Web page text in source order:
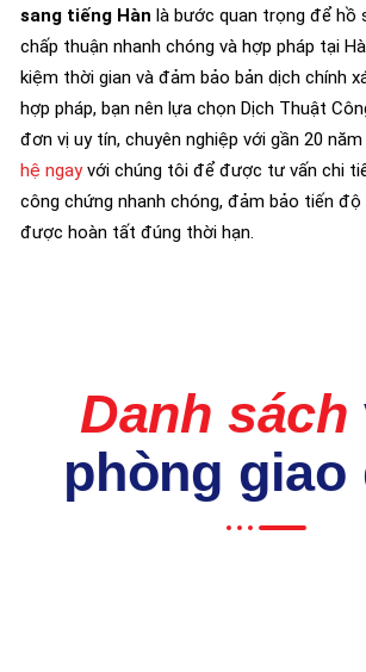
sang tiếng Hàn là bước quan trọng để hồ
chấp thuận nhanh chóng và hợp pháp tại
kiệm thời gian và đảm bảo bản dịch chính
hợp pháp, bạn nên lựa chọn Dịch Thuật
đơn vị uy tín, chuyên nghiệp với gần 20 năm
hệ ngayvới chúng tôi để được tư vấn chi
công chứng nhanh chóng, đảm bảo tiến
được hoàn tất đúng thời hạn.
Danh sách
phòng giao